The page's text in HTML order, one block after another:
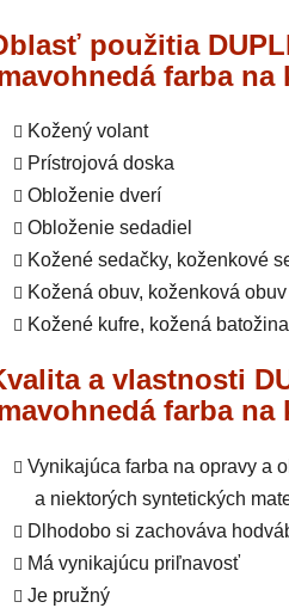
použitia
farba na
Kožený volant
Prístrojová doska
Obloženie dverí
Obloženie sedadiel
Kožené sedačky, koženkové
Kožená obuv, koženková obuv
Kožené kufre, kožená
a vlastnosti
farba na
Vynikajúca farba na opravy a
a niektorých syntetických
Dlhodobo si zachováva
Má vynikajúcu priľnavosť
Je pružný